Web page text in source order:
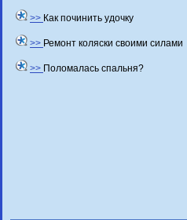
>> Как починить удочку
>> Ремонт коляски своими силами
>> Поломалась спальня?